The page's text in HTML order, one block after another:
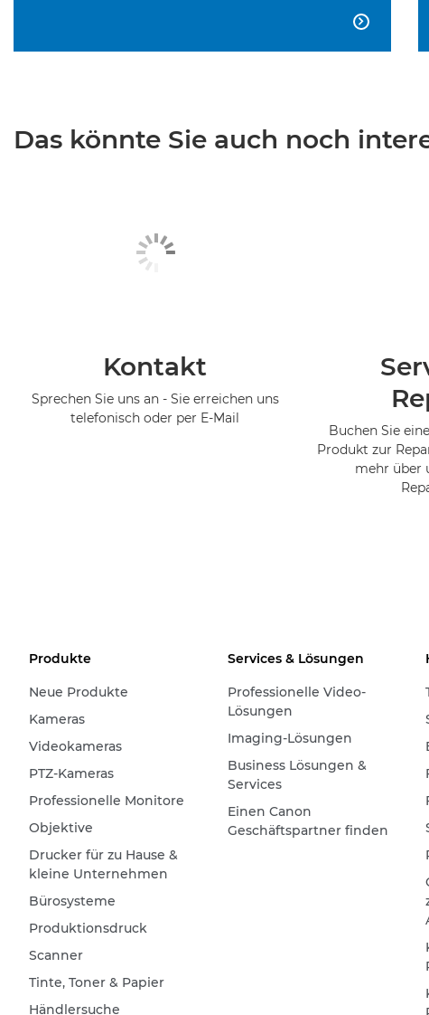

Das könnte Sie auch noch
Kontakt
Sprechen Sie uns an - Sie erreichen uns
telefonisch oder per E-Mail
Buchen Sie
Produkt zur
mehr über
Produkte
Neue Produkte
Kameras
Videokameras
PTZ-Kameras
Professionelle Monitore
Objektive
Drucker für zu Hause &
kleine Unternehmen
Bürosysteme
Produktionsdruck
Scanner
Tinte, Toner & Papier
Händlersuche
Services & Lösungen
Professionelle Video-
Lösungen
Imaging-Lösungen
Business Lösungen &
Services
Einen Canon
Geschäftspartner finden